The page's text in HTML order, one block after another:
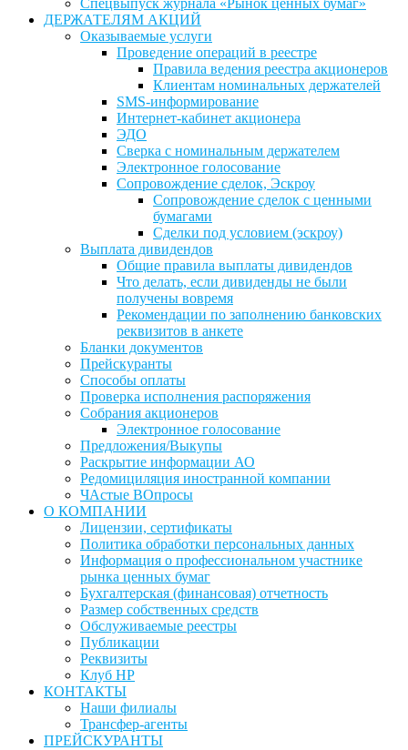
Спецвыпуск журнала «Рынок ценных бумаг»
ДЕРЖАТЕЛЯМ АКЦИЙ
Оказываемые услуги
Проведение операций в реестре
Правила ведения реестра акционеров
Клиентам номинальных держателей
SMS-информирование
Интернет-кабинет акционера
ЭДО
Сверка с номинальным держателем
Электронное голосование
Сопровождение сделок, Эскроу
Сопровождение сделок с ценными
бумагами
Сделки под условием (эскроу)
Выплата дивидендов
Общие правила выплаты дивидендов
Что делать, если дивиденды не были
получены вовремя
Рекомендации по заполнению банковских
реквизитов в анкете
Бланки документов
Прейскуранты
Способы оплаты
Проверка исполнения распоряжения
Собрания акционеров
Электронное голосование
Предложения/Выкупы
Раскрытие информации АО
Редомициляция иностранной компании
ЧАстые ВОпросы
О КОМПАНИИ
Лицензии, сертификаты
Политика обработки персональных данных
Информация о профессиональном участнике
рынка ценных бумаг
Бухгалтерская (финансовая) отчетность
Размер собственных средств
Обслуживаемые реестры
Публикации
Реквизиты
Клуб НР
КОНТАКТЫ
Наши филиалы
Трансфер-агенты
ПРЕЙСКУРАНТЫ